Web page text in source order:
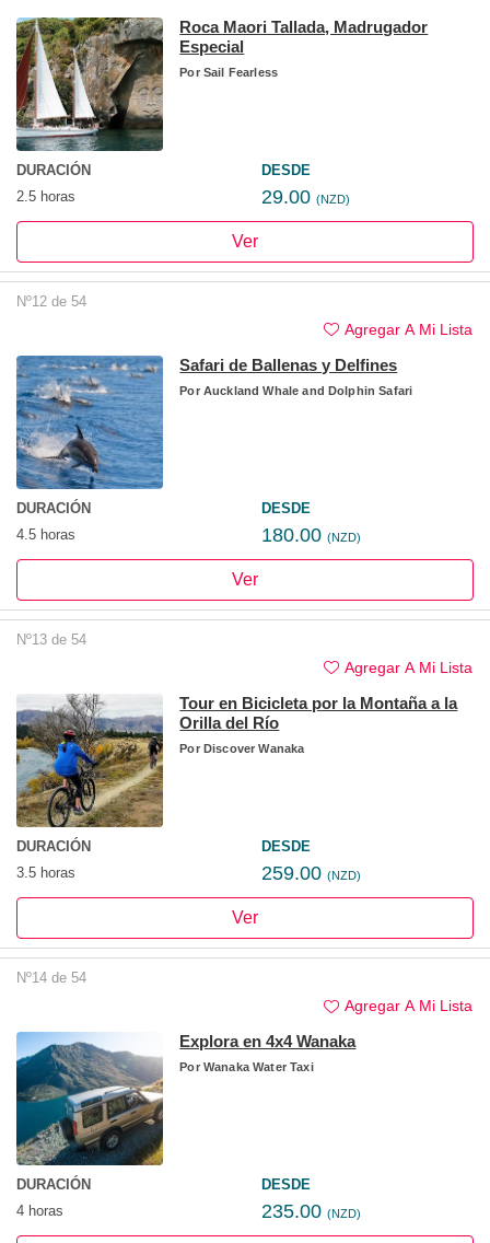
Roca Maori Tallada, Madrugador
Especial
PorSail Fearless
DURACIÓN
2.5 horas
DESDE
29.00 (NZD)
Ver
Nº12 de 54
Agregar A Mi Lista
Safari de Ballenas y Delfines
PorAuckland Whale and Dolphin Safari
DURACIÓN
4.5 horas
DESDE
180.00 (NZD)
Ver
Nº13 de 54
Agregar A Mi Lista
Tour en Bicicleta por la Montaña a la
Orilla del Río
PorDiscover Wanaka
DURACIÓN
3.5 horas
DESDE
259.00 (NZD)
Ver
Nº14 de 54
Agregar A Mi Lista
Explora en 4x4 Wanaka
PorWanaka Water Taxi
DURACIÓN
4 horas
DESDE
235.00 (NZD)